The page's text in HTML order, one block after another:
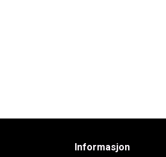
Informasjon